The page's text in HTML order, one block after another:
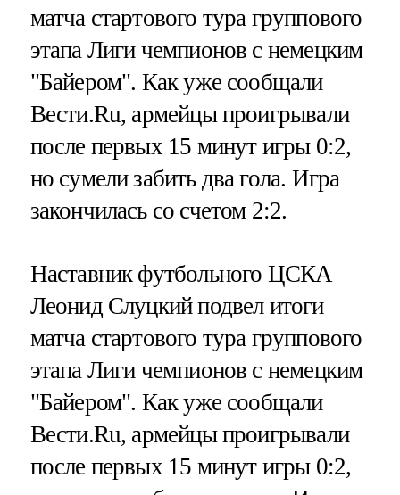
матча стартового тура группового
этапа Лиги чемпионов с немецким
"Байером". Как уже сообщали
Вести.Ru, армейцы проигрывали
после первых 15 минут игры 0:2,
но сумели забить два гола. Игра
закончилась со счетом 2:2.
Наставник футбольного ЦСКА
Леонид Слуцкий подвел итоги
матча стартового тура группового
этапа Лиги чемпионов с немецким
"Байером". Как уже сообщали
Вести.Ru, армейцы проигрывали
после первых 15 минут игры 0:2,